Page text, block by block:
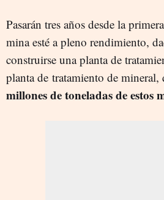
Pasarán tres años desde la
mina esté a pleno rendimiento,
construirse una planta de
planta de tratamiento de mineral,
millones de toneladas de estos